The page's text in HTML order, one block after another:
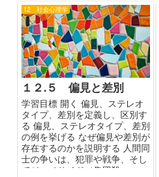
12 社会心理学
１２.５ 偏見と差別
学習目標 開く 偏見、ステレオ
タイプ、差別を定義し、区別す
る 偏見、ステレオタイプ、差別
の例を挙げる なぜ偏見や差別が
存在するのかを説明する 人間同
士の争いは、犯罪や戦争、そし
てジェノサイド（集団殺...